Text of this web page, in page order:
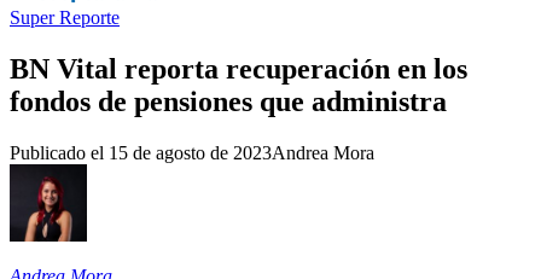
Super Reporte
BN Vital reporta recuperación en los
fondos de pensiones que administra
Publicado el 15 de agosto de 2023Andrea Mora